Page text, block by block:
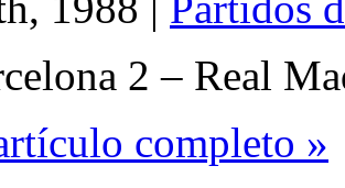
2 – Real
completo »